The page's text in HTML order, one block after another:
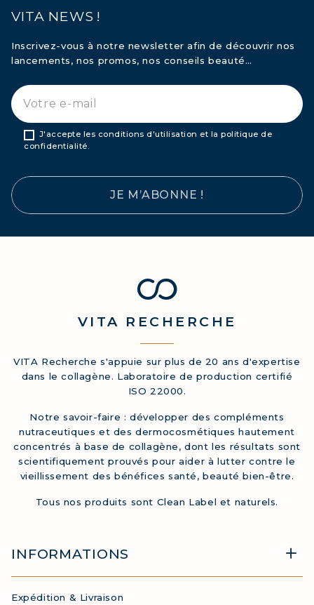
VITA NEWS !
Inscrivez-vous à notre newsletter afin de découvrir nos
lancements, nos promos, nos conseils beauté…
J'accepte les conditions d'utilisation et la politique de
confidentialité.
JE M’ABONNE !
VITA RECHERCHE
VITA Recherche s'appuie sur plus de 20 ans d'expertise
dans le collagène. Laboratoire de production certifié
ISO 22000.
Notre savoir-faire : développer des compléments
nutraceutiques et des dermocosmétiques hautement
concentrés à base de collagène, dont les résultats sont
scientifiquement prouvés pour aider à lutter contre le
vieillissement des bénéfices santé, beauté bien-être.
Tous nos produits sont Clean Label et naturels.
INFORMATIONS
Expédition & Livraison